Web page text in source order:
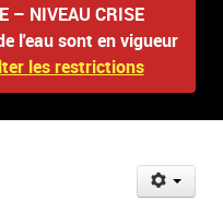
– NIVEAU CRISE
l'eau sont en vigueur
les restrictions